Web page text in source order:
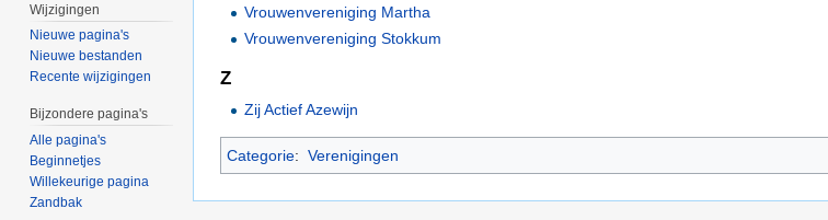
Vrouwenvereniging Martha
Vrouwenvereniging Stokkum
Z
Zij Actief Azewijn
Categorie: Verenigingen
Wijzigingen
Nieuwe pagina's
Nieuwe bestanden
Recente wijzigingen
Bijzondere pagina's
Alle pagina's
Beginnetjes
Willekeurige pagina
Zandbak